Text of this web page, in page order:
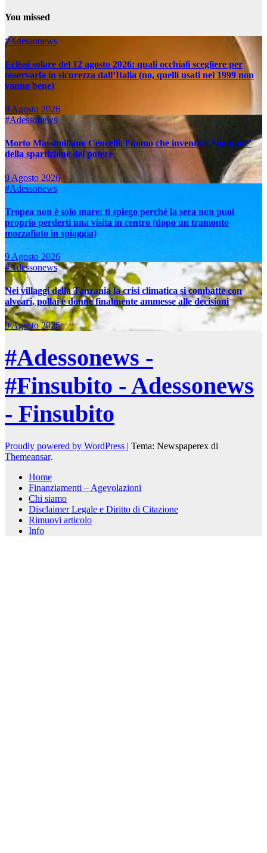
You missed
#Adessonews
Eclissi solare del 12 agosto 2026: quali occhiali scegliere per
osservarla in sicurezza dall’Italia (no, quelli usati nel 1999 non
vanno bene)
9 Agosto 2026
#Adessonews
Morto Massimiliano Cencelli, l’uomo che inventò il ‘manuale’
della spartizione del potere
9 Agosto 2026
#Adessonews
Tropea non è solo mare: ti spiego perché la sera non puoi
proprio perderti una visita in centro (dopo un tramonto
mozzafiato in spiaggia)
9 Agosto 2026
#Adessonews
Nei villaggi della Tanzania la crisi climatica si combatte con
alveari, pollai e donne finalmente ammesse alle decisioni
9 Agosto 2026
#Adessonews -
#Finsubito - Adessonews
- Finsubito
Proudly powered by WordPress | Tema: Newspaperex di
Themeansar.
Home
Finanziamenti – Agevolazioni
Chi siamo
Disclaimer Legale e Diritto di Citazione
Rimuovi articolo
Info